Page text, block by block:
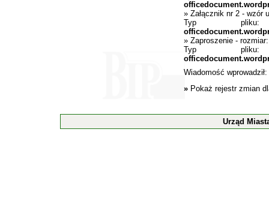
» Załącznik nr 2 - wzór
Typ
» Zaproszenie-
Typ
Wiadomość wprowadził:
» Pokaż rejestr zmian
Urząd